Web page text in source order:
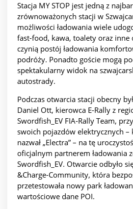
Stacja MY STOP jest jedną z
zrównoważonych stacji w
możliwości ładowania wiele
fast-food, kawa, toalety oraz inne
czynią postój ładowania
podróży. Ponadto goście mogą
spektakularny widok na
autostrady.
Podczas otwarcia stacji obecny
Daniel Ott, kierowca E-Rally z
Swordfish_EV FIA-Rally Team,
swoich pojazdów elektrycznych
nazwał „Electra” – na tę
oficjalnym partnerem ładowania
Swordfish_EV. Otwarcie odbyło
&Charge-Community, która
przetestowała nowy park
wartościowe dane POI.